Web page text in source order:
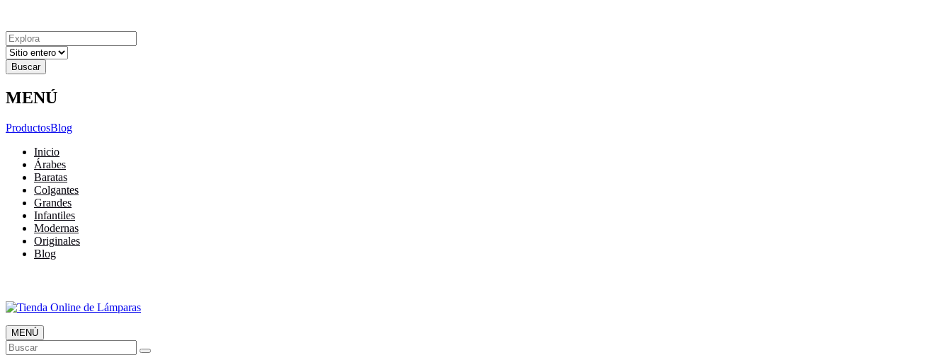
Resultados
para
MENÚ
ProductosBlog
Inicio
Árabes
Baratas
Colgantes
Grandes
Infantiles
Modernas
Originales
Blog
Tienda Online de Lámparas
MENÚ
Buscar